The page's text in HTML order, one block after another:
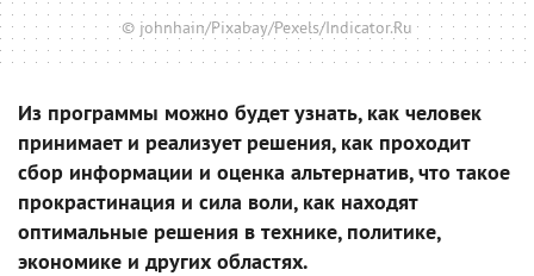
© johnhain/Pixabay/Pexels/Indicator.Ru
Из программы можно будет узнать, как человек
принимает и реализует решения, как проходит
сбор информации и оценка альтернатив, что такое
прокрастинация и сила воли, как находят
оптимальные решения в технике, политике,
экономике и других областях.